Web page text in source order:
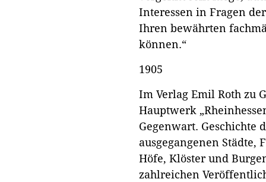
Interessen in Fragen
Ihren bewährten
können.“
1905
Im Verlag Emil Roth zu
Hauptwerk
Gegenwart. Geschichte
ausgegangenen Städte,
Höfe, Klöster und
zahlreichen